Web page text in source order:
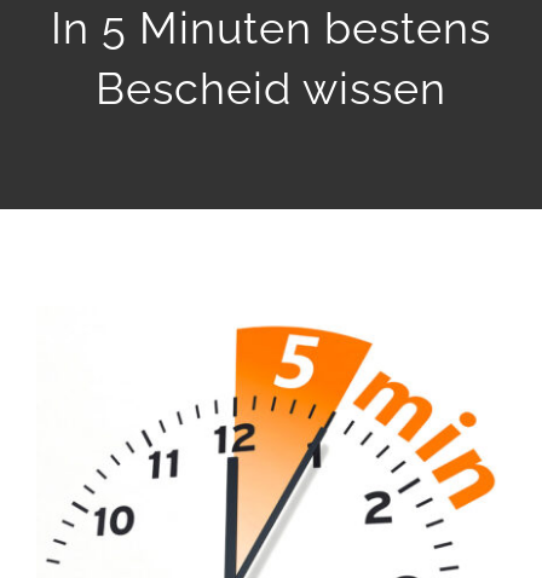
In 5 Minuten bestens
Bescheid wissen